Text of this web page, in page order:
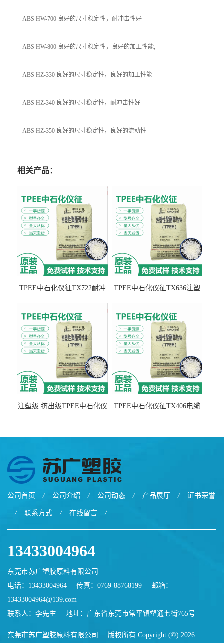
ABS HW-700 良好的尺寸稳定性，耐冲击性好
ABS HW-800 良好的尺寸稳定性，良好的加工性能;
ABS HZ-330 良好的尺寸稳定性，良好的加工性能
ABS HZ-340 良好的尺寸稳定性，耐冲击性好
ABS HZ-350 良好的尺寸稳定性，良好的流动性
相关产品：
TPEE中石化仪征TX722耐冲
TPEE中石化仪征TX636注塑
注塑级 挤出级TPEE中石化仪
TPEE中石化仪征TX406电缆
公司首页 / 公司介绍 / 公司动态 / 产品展厅 / 证书荣誉
/ 联系方式 / 在线留言 /
13433004964
东莞市苏广塑胶原料有限公司
电话：13433004964
传真：0769-88768199
邮箱：
13433004964@139.com
联系人：李先生
地址：广东省东莞市常平镇塑通七街765号
东莞市苏广塑胶原料有限公司 版权所有 Copyright (©) 2026